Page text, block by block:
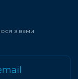
з вами